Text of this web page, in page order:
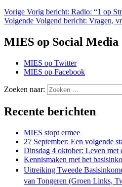
Vorige Vorig bericht: Radio: “1 op
Volgende Volgend bericht: Vragen,
MIES op Social Media
MIES op Twitter
MIES op Facebook
Zoeken naar:
Recente berichten
MIES stopt ermee
27 September: Een volgende
Dinsdag 4 oktober: Leven met
Kennismaken met het
Uitreiking Tweede
van Tongeren (Groen Links,